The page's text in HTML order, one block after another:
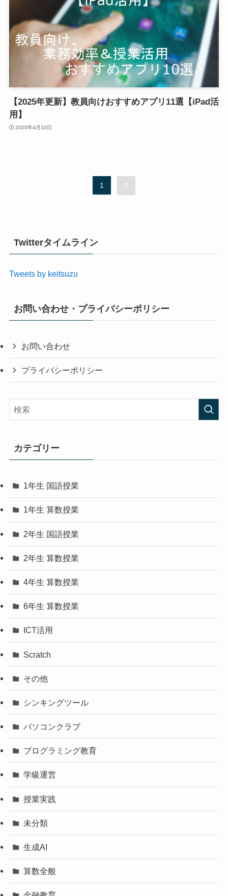
【2025年更新】教員向けおすすめアプリ11選【iPad活
用】
2020年4月10日
1 2
Twitterタイムライン
Tweets by keitsuzu
お問い合わせ・プライバシーポリシー
お問い合わせ
プライバシーポリシー
カテゴリー
1年生 国語授業
1年生 算数授業
2年生 国語授業
2年生 算数授業
4年生 算数授業
6年生 算数授業
ICT活用
Scratch
その他
シンキングツール
パソコンクラブ
プログラミング教育
学級運営
授業実践
未分類
生成AI
算数全般